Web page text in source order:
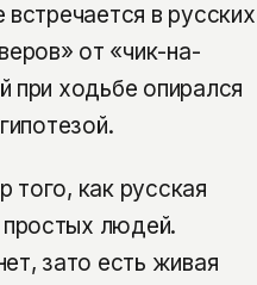
в русских
от «чик-на-
при ходьбе опирался
как русская
людей.
зато есть живая